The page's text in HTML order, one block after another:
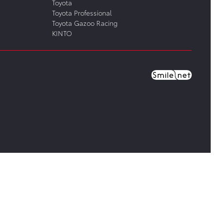
Toyota
Toyota Professional
Toyota Gazoo Racing
KINTO